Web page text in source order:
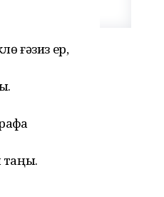
ғәзиз ер,
таңы.